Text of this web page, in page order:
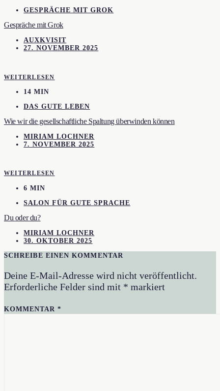
GESPRÄCHE MIT GROK
Gespräche mit Grok
AUXKVISIT
27. NOVEMBER 2025
WEITERLESEN
14 MIN
DAS GUTE LEBEN
Wie wir die gesellschaftliche Spaltung überwinden können
MIRIAM LOCHNER
7. NOVEMBER 2025
WEITERLESEN
6 MIN
SALON FÜR GUTE SPRACHE
Du oder du?
MIRIAM LOCHNER
30. OKTOBER 2025
SCHREIBE EINEN KOMMENTAR
Deine E-Mail-Adresse wird nicht veröffentlicht.
Erforderliche Felder sind mit * markiert
KOMMENTAR*